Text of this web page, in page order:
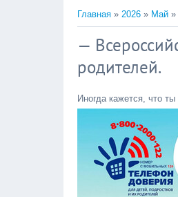
Главная » 2026 » Май »
—
родителей.
Иногда кажется, что